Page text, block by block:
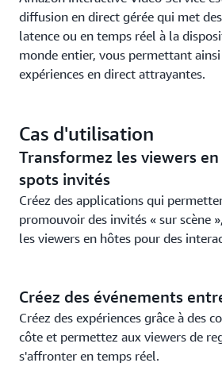
diffusion en direct gérée qui met
latence ou en temps réel à la
monde entier, vous permettant ainsi
expériences en direct attrayantes.
Cas d'utilisation
Transformez les viewers
spots invités
Créez des applications qui
promouvoir des invités « sur scène
les viewers en hôtes pour des
Créez des événements
Créez des expériences grâce à des
côte et permettez aux viewers de
s'affronter en temps réel.